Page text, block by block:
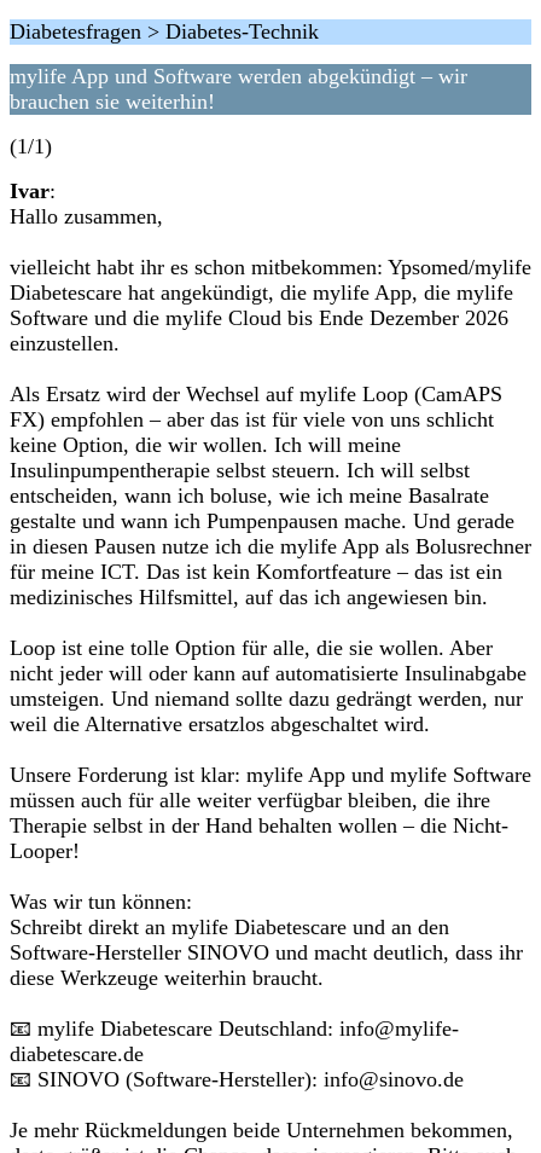
Diabetesfragen > Diabetes-Technik
mylife App und Software werden abgekündigt – wir
brauchen sie weiterhin!
(1/1)
Ivar:
Hallo zusammen,
vielleicht habt ihr es schon mitbekommen: Ypsomed/mylife
Diabetescare hat angekündigt, die mylife App, die mylife
Software und die mylife Cloud bis Ende Dezember 2026
einzustellen.
Als Ersatz wird der Wechsel auf mylife Loop (CamAPS
FX) empfohlen – aber das ist für viele von uns schlicht
keine Option, die wir wollen. Ich will meine
Insulinpumpentherapie selbst steuern. Ich will selbst
entscheiden, wann ich boluse, wie ich meine Basalrate
gestalte und wann ich Pumpenpausen mache. Und gerade
in diesen Pausen nutze ich die mylife App als Bolusrechner
für meine ICT. Das ist kein Komfortfeature – das ist ein
medizinisches Hilfsmittel, auf das ich angewiesen bin.
Loop ist eine tolle Option für alle, die sie wollen. Aber
nicht jeder will oder kann auf automatisierte Insulinabgabe
umsteigen. Und niemand sollte dazu gedrängt werden, nur
weil die Alternative ersatzlos abgeschaltet wird.
Unsere Forderung ist klar: mylife App und mylife Software
müssen auch für alle weiter verfügbar bleiben, die ihre
Therapie selbst in der Hand behalten wollen – die Nicht-
Looper!
Was wir tun können:
Schreibt direkt an mylife Diabetescare und an den
Software-Hersteller SINOVO und macht deutlich, dass ihr
diese Werkzeuge weiterhin braucht.
📧 mylife Diabetescare Deutschland: info@mylife-
diabetescare.de
📧 SINOVO (Software-Hersteller): info@sinovo.de
Je mehr Rückmeldungen beide Unternehmen bekommen,